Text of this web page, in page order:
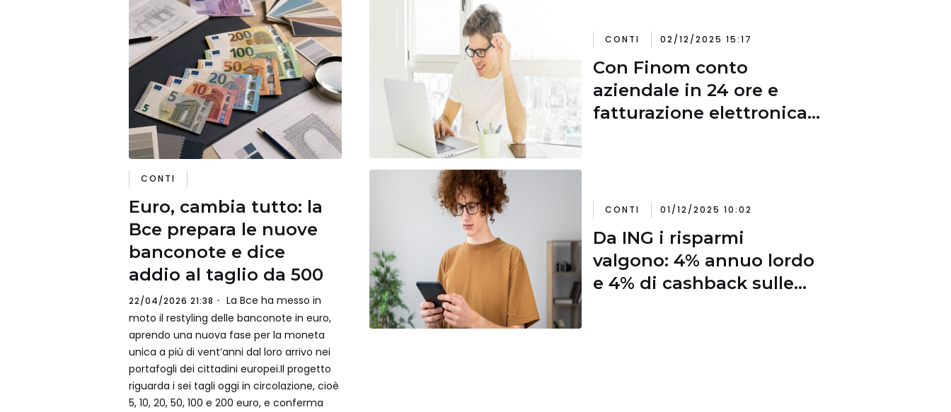
CONTI
Euro, cambia tutto: la
Bce prepara le nuove
banconote e dice
addio al taglio da 500
22/04/2026 21:38
La Bce ha messo in
moto il restyling delle banconote in euro,
aprendo una nuova fase per la moneta
unica a più di vent’anni dal loro arrivo nei
portafogli dei cittadini europei.Il progetto
riguarda i sei tagli oggi in circolazione, cioè
5, 10, 20, 50, 100 e 200 euro, e conferma
CONTI 02/12/2025 15:17
Con Finom conto
aziendale in 24 ore e
fatturazione elettronica
CONTI 01/12/2025 10:02
Da ING i risparmi
valgono: 4% annuo lordo
e 4% di cashback sulle